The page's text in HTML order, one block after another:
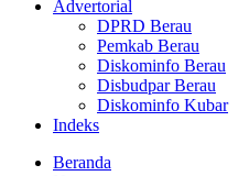
Advertorial
DPRD Berau
Pemkab Berau
Diskominfo Berau
Disbudpar Berau
Diskominfo Kubar
Indeks
Beranda